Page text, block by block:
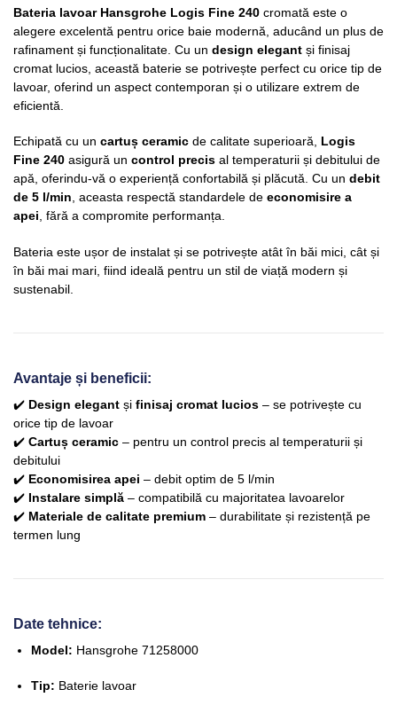
Bateria lavoar Hansgrohe Logis Fine 240 cromată este o
alegere excelentă pentru orice baie modernă, aducând un plus de
rafinament și funcționalitate. Cu un design elegant și finisaj
cromat lucios, această baterie se potrivește perfect cu orice tip de
lavoar, oferind un aspect contemporan și o utilizare extrem de
eficientă.
Echipată cu un cartuș ceramic de calitate superioară, Logis
Fine 240 asigură un control precis al temperaturii și debitului de
apă, oferindu-vă o experiență confortabilă și plăcută. Cu un debit
de 5 l/min , aceasta respectă standardele de economisire a
apei , fără a compromite performanța.
Bateria este ușor de instalat și se potrivește atât în băi mici, cât și
în băi mai mari, fiind ideală pentru un stil de viață modern și
sustenabil.
Avantaje și beneficii:
✔️ Design elegant și finisaj cromat lucios – se potrivește cu
orice tip de lavoar
✔️ Cartuș ceramic – pentru un control precis al temperaturii și
debitului
✔️ Economisirea apei – debit optim de 5 l/min
✔️ Instalare simplă – compatibilă cu majoritatea lavoarelor
✔️ Materiale de calitate premium – durabilitate și rezistență pe
termen lung
Date tehnice:
Model: Hansgrohe 71258000
Tip: Baterie lavoar